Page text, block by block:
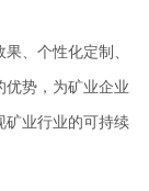
、个性化定制、
优势，为矿业企业
矿业行业的可持续